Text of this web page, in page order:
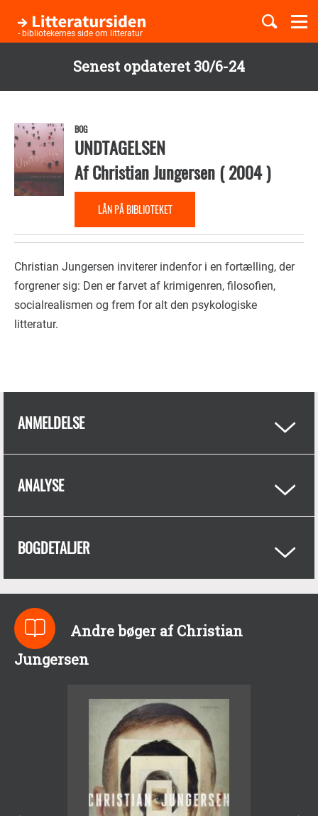
Senest opdateret 30/6-24
hovedindhold
- bibliotekernes side om litteratur
Børnebøger
Temaer
BOG
UNDTAGELSEN
AfChristian Jungersen(2004)
LÅN PÅ BIBLIOTEKET
Christian Jungersen inviterer indenfor i en fortælling, der
forgrener sig: Den er farvet af krimigenren, filosofien,
socialrealismen og frem for alt den psykologiske
litteratur.
ANMELDELSE
ANALYSE
BOGDETALJER
Andre bøger af Christian
Jungersen